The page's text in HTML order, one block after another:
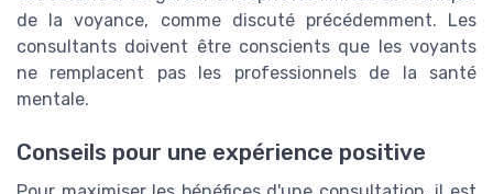
de la voyance, comme discuté précédemment. Les
consultants doivent être conscients que les voyants
ne remplacent pas les professionnels de la santé
mentale.
Conseils pour une expérience positive